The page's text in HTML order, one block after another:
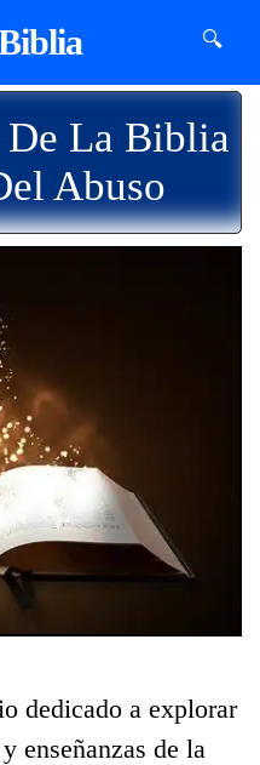
🔍
De La Biblia
Abuso
dedicado a explorar
enseñanzas de la